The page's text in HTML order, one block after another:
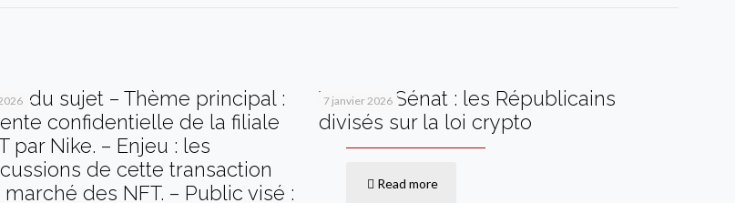
du sujet – Thème principal :
confidentielle de la filiale
par Nike. – Enjeu : les
de cette transaction
marché des NFT. – Public visé :
7 janvier 2026
Vote au Sénat : les Républicains
divisés sur la loi crypto
Read more